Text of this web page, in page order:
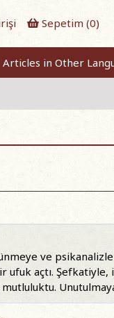
Sepetim (0)
Articles in Other
ve
ufuk açtı.